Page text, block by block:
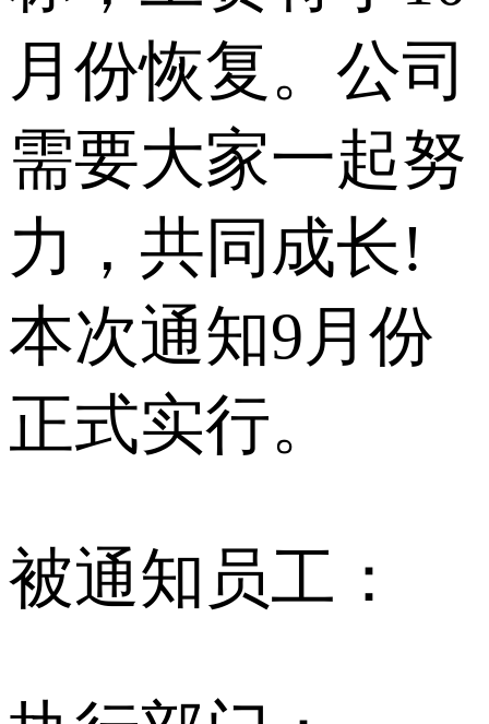
月份恢复。公司
需要大家一起努
力，共同成长!
本次通知9月份
正式实行。
被通知员工：